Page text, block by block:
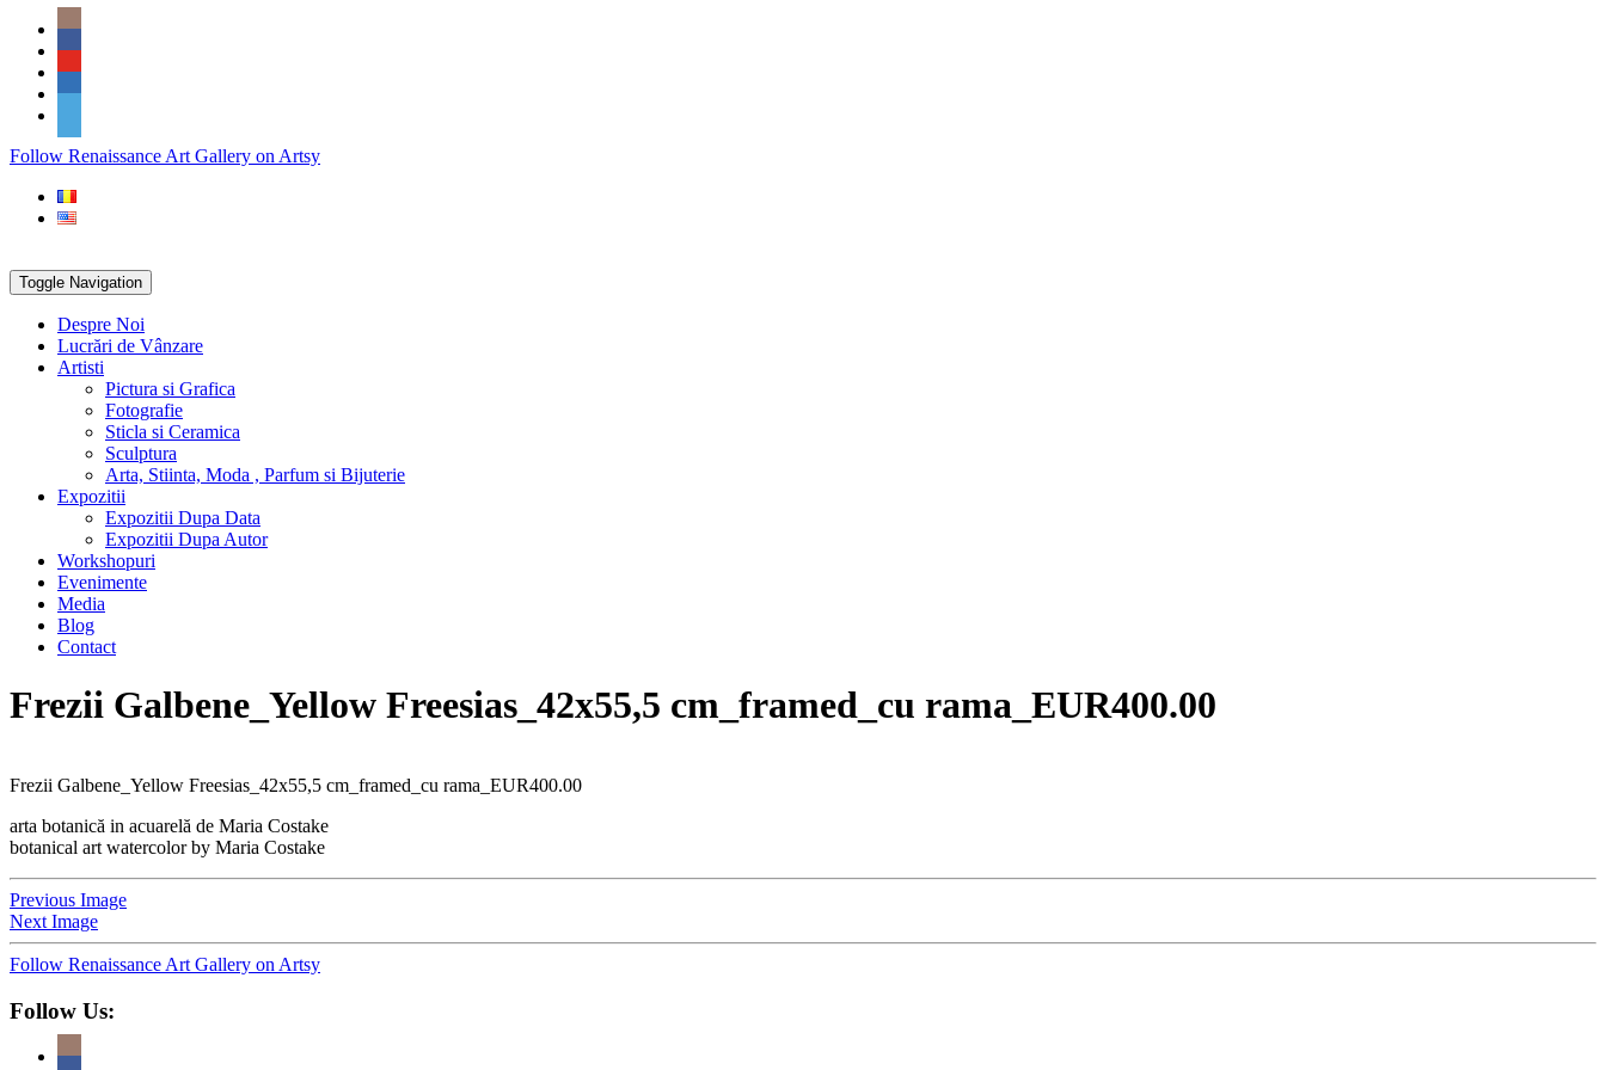
Skip
content
Social
Icons
PARTENER
Follow Renaissance Art Gallery on Artsy
Toggle Navigation
Despre Noi
Lucrări de Vânzare
Artisti
Pictura si Grafica
Fotografie
Sticla si Ceramica
Sculptura
Arta, Stiinta, Moda , Parfum si Bijuterie
Expozitii
Expozitii Dupa Data
Expozitii Dupa Autor
Workshopuri
Evenimente
Media
Blog
Contact
Frezii Galbene_Yellow Freesias_42x55,5 cm_framed_cu rama_EUR400.00
Frezii Galbene_Yellow Freesias_42x55,5 cm_framed_cu rama_EUR400.00
arta botanică in acuarelă de Maria Costake
botanical art watercolor by Maria Costake
Previous Image
Next Image
Follow Renaissance Art Gallery on Artsy
Follow Us: